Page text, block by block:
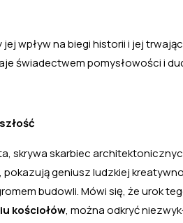
wpływ na biegi historii i jej
świadectwem pomysłowości i
skrywa skarbiec
geniusz ludzkiej
budowli. Mówi się, że urok
kościołów, można odkryć